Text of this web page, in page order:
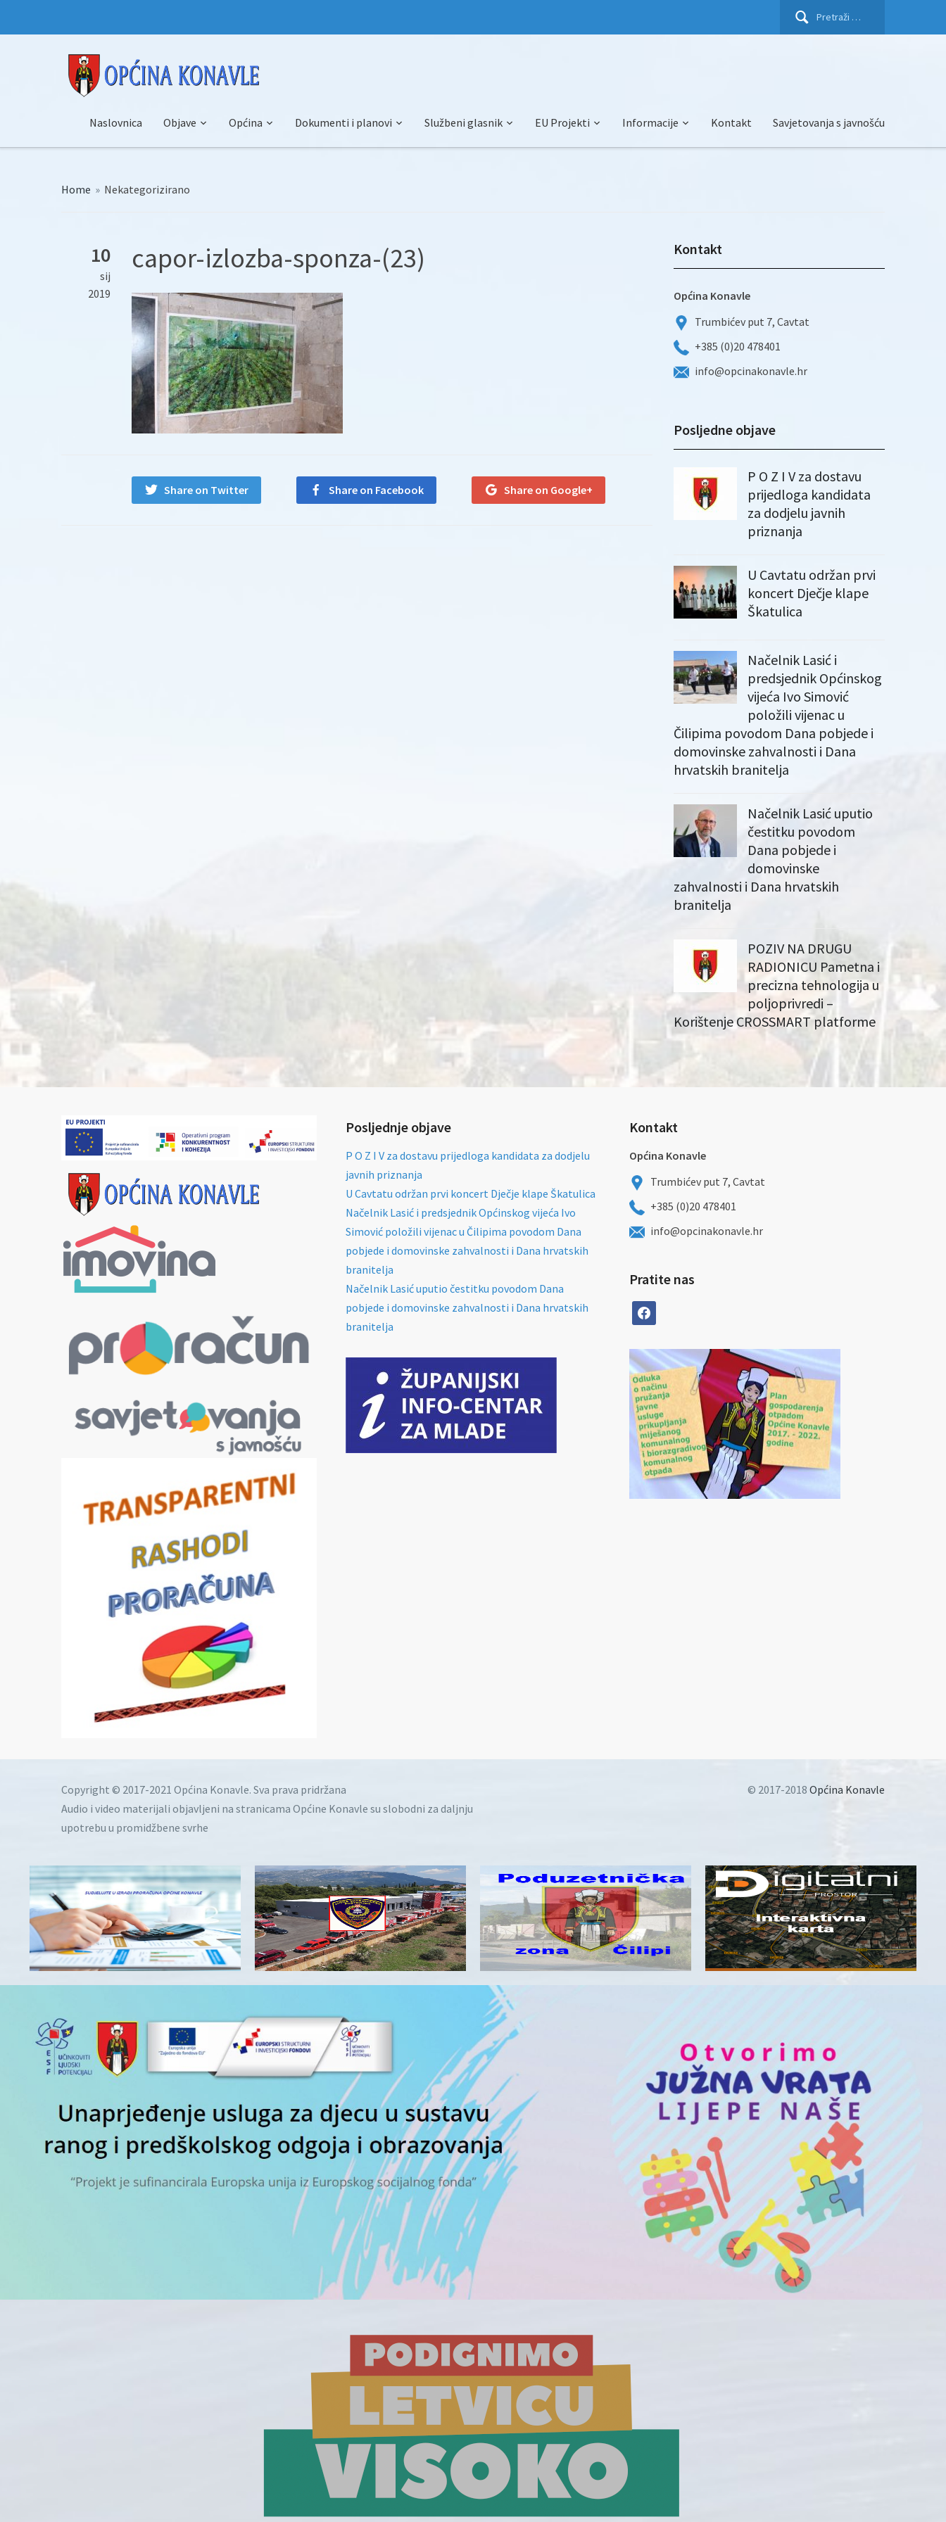
Pretraži:
Naslovnica Objave Općina Dokumenti i planovi Službeni glasnik EU Projekti Informacije Kontakt Savjetovanja s javnošću
Home » Nekategorizirano
10
sij
2019
capor-izlozba-sponza-(23)
Share on Twitter Share on Facebook Share on Google+
Kontakt
Općina Konavle
Trumbićev put 7, Cavtat
+385 (0)20 478401
info@opcinakonavle.hr
Posljedne objave
P O Z I V za dostavu
prijedloga kandidata
za dodjelu javnih
priznanja
U Cavtatu održan prvi
koncert Dječje klape
Škatulica
Načelnik Lasić i
predsjednik Općinskog
vijeća Ivo Simović
položili vijenac u
Čilipima povodom Dana pobjede i
domovinske zahvalnosti i Dana
hrvatskih branitelja
Načelnik Lasić uputio
čestitku povodom
Dana pobjede i
domovinske
zahvalnosti i Dana hrvatskih
branitelja
POZIV NA DRUGU
RADIONICU Pametna i
precizna tehnologija u
poljoprivredi –
Korištenje CROSSMART platforme
Posljednje objave
P O Z I V za dostavu prijedloga kandidata za dodjelu
javnih priznanja
U Cavtatu održan prvi koncert Dječje klape Škatulica
Načelnik Lasić i predsjednik Općinskog vijeća Ivo
Simović položili vijenac u Čilipima povodom Dana
pobjede i domovinske zahvalnosti i Dana hrvatskih
branitelja
Načelnik Lasić uputio čestitku povodom Dana
pobjede i domovinske zahvalnosti i Dana hrvatskih
branitelja
Kontakt
Općina Konavle
Trumbićev put 7, Cavtat
+385 (0)20 478401
info@opcinakonavle.hr
Pratite nas
facebook
Copyright © 2017-2021 Općina Konavle. Sva prava pridržana
Audio i video materijali objavljeni na stranicama Općine Konavle su slobodni za daljnju
upotrebu u promidžbene svrhe
© 2017-2018 Općina Konavle